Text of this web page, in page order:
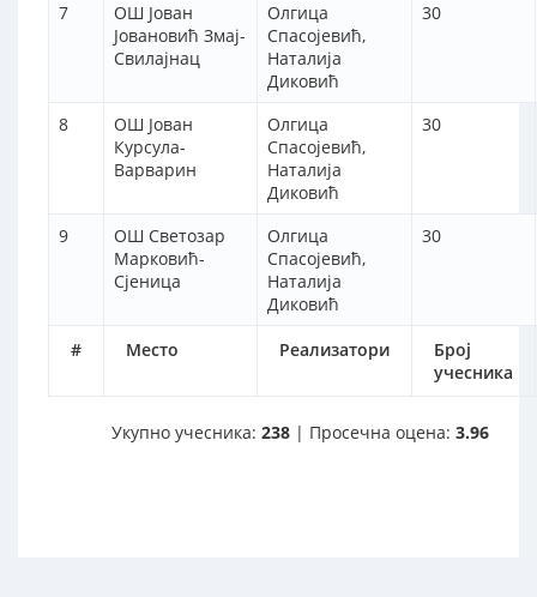
# Место Реализатори
Број
учесника
7
ОШ Јован
Јовановић Змај-
Свилајнац
Олгица
Спасојевић,
Наталија
Диковић
30
8
ОШ Јован
Курсула-
Варварин
Олгица
Спасојевић,
Наталија
Диковић
30
9
ОШ Светозар
Марковић-
Сјеница
Олгица
Спасојевић,
Наталија
Диковић
30
Укупно учесника: 238 | Просечна оцена: 3.96